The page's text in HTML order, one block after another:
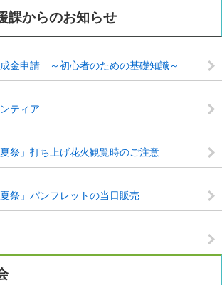
課からのお知らせ
金申請 ～初心者のための基礎知識～
ティア
祭」打ち上げ花火観覧時のご注意
祭」パンフレットの当日販売